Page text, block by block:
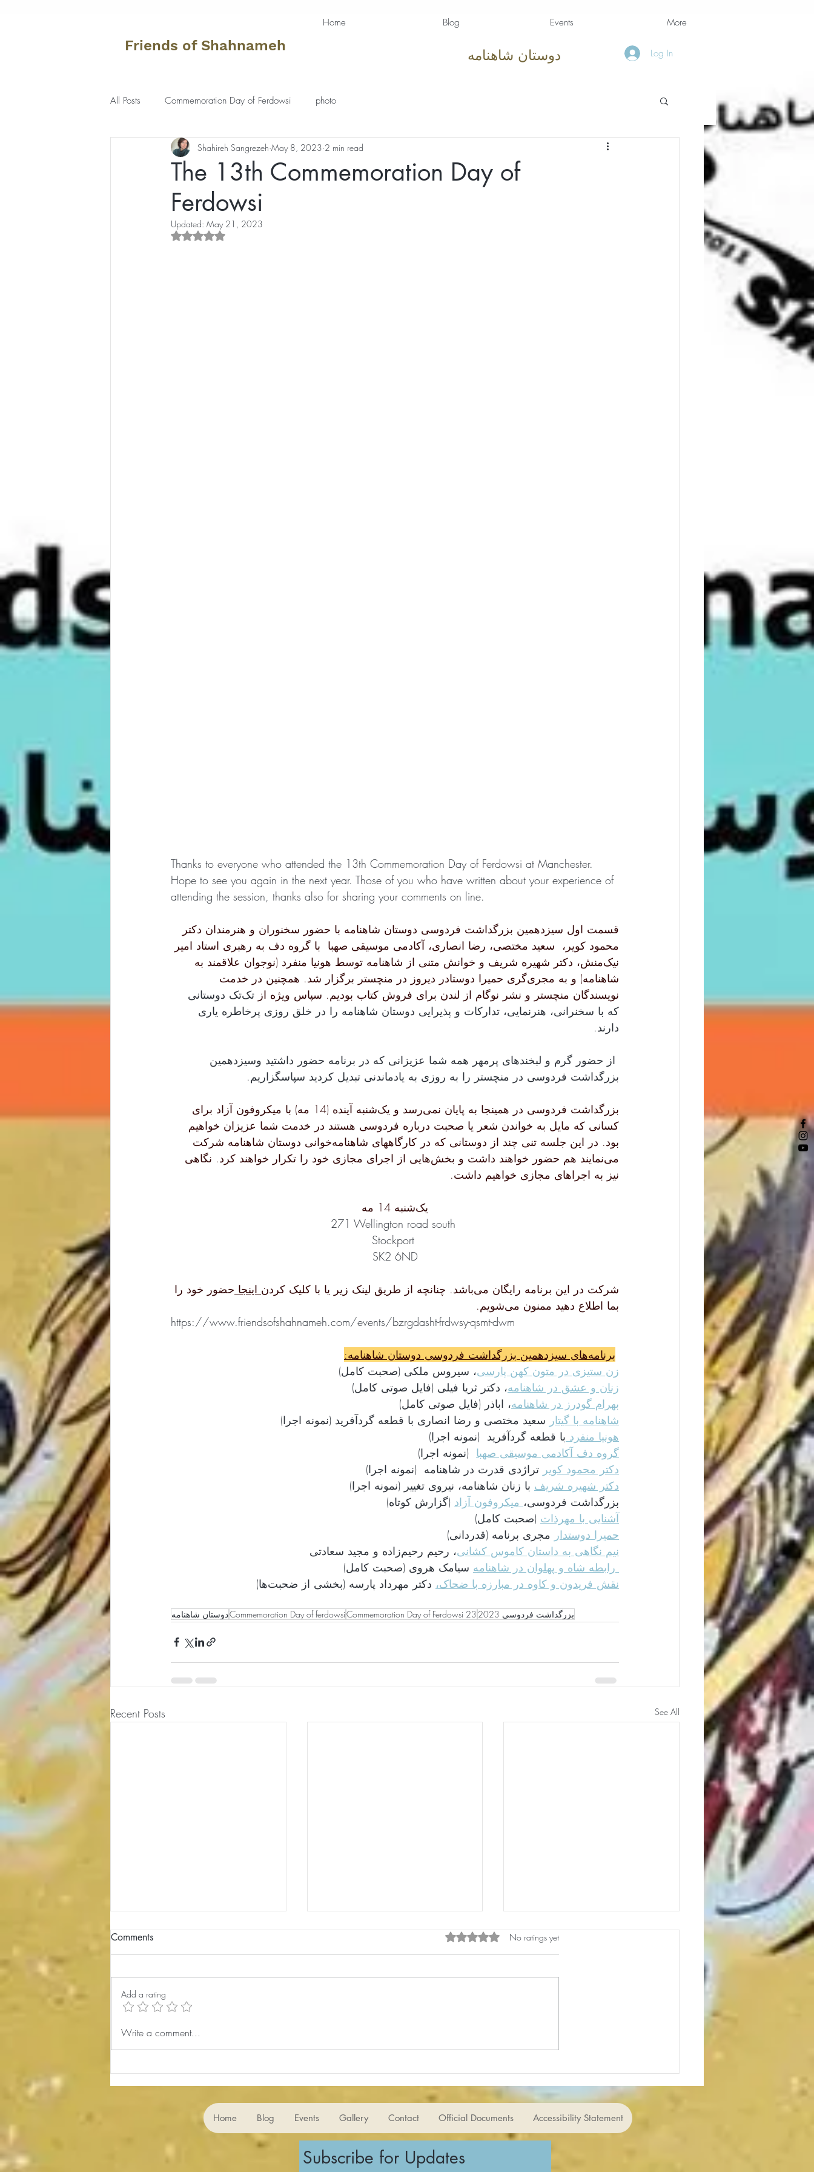
Friends of Shahnameh
Home Blog Events More
دوستان شاهنامه Log In
All Posts Commemoration Day of Ferdowsi photo
The 13th Commemoration Day of
Ferdowsi
Shahireh Sangrezeh May 8, 2023 2 min read
Updated: May 21, 2023
Rated NaN out of 5 stars.
Thanks to everyone who attended the 13th Commemoration Day of Ferdowsi at Manchester.
Hope to see you again in the next year. Those of you who have written about your experience of
attending the session, thanks also for sharing your comments on line.
قسمت اول سیزدهمین بزرگداشت فردوسی دوستان شاهنامه با حضور سخنوران و هنرمندان دکتر
محمود کویر،  سعید مختصی، رضا انصاری، آکادمی موسیقی صهبا  با گروه دف به رهبری استاد امیر
نیک‌منش، دکتر شهیره شریف و خوانش متنی از شاهنامه توسط هونیا منفرد (نوجوان علاقمند به
شاهنامه) و به مجری‌گری حمیرا دوستادر دیروز در منچستر برگزار شد. همچنین در خدمت
نویسندگان منچستر و نشر نوگام از لندن برای فروش کتاب بودیم. سپاس ویژه از
تک‌تک دوستانی
که با سخنرانی، هنرنمایی، تدارکات و پذیرایی دوستان شاهنامه را در خلق روزی پرخاطره یاری
دارند.
از حضور گرم و لبخندهای پرمهر همه شما عزیزانی که در برنامه حضور داشتید وسیزدهمین
بزرگداشت فردوسی در منچستر را به روزی به یادماندنی تبدیل کردید سپاسگزاریم.
بزرگداشت فردوسی در همینجا به پایان نمی‌رسد و یک‌شنبه آینده (14 مه) با میکروفون آزاد برای
کسانی که مایل به خواندن شعر یا صحبت درباره فردوسی هستند در خدمت شما عزیزان خواهیم
بود. در این جلسه تنی چند از دوستانی که در کارگاه‎های شاهنامه‌خوانی دوستان شاهنامه شرکت
می‌نمایند هم حضور خواهند داشت و بخش‌هایی از اجرای مجازی خود را تکرار خواهند کرد. نگاهی
نیز به اجراهای مجازی خواهیم داشت.
271 Wellington road south
Stockport
SK2 6ND
شرکت در این برنامه رایگان می‌باشد. چنانچه از طریق لینک زیر یا با کلیک کردن اینجا حضور خود را
بما اطلاع دهید ممنون می‌شویم.
https://www.friendsofshahnameh.com/events/bzrgdasht-frdwsy-qsmt-dwm
برنامه‌های سیزدهمین بزرگداشت فردوسی دوستان شاهنامه:
زن ستیزی در متون کهن پارسی، سیروس ملکی (صحبت کامل)
زنان و عشق در شاهنامه، دکتر ثریا فیلی (فایل صوتی کامل)
بهرام گودرز در شاهنامه، اباذر (فایل صوتی کامل)
شاهنامه با گیتار سعید مختصی و رضا انصاری با قطعه گردآفرید (نمونه اجرا)
هونیا منفرد با قطعه گردآفرید  (نمونه اجرا)
گروه دف آکادمی موسیقی صهبا
  (نمونه اجرا)
دکتر محمود کویر تراژدی قدرت در شاهنامه  (نمونه اجرا)
دکتر شهیره شریف با زنان شاهنامه، نیروی تغییر (نمونه اجرا)
بزرگداشت فردوسی، میکروفون آزاد (گزارش کوتاه)
آشنایی با مهرذات (صحبت کامل)
حمیرا دوستدار مجری برنامه (قدردانی)
نیم نگاهی به داستان کاموس کشانی، رحیم رحیم‌زاده و مجید سعادتی
سیامک هروی (صحبت کامل)
نقش فریدون و کاوه در مبارزه با ضحاک، دکتر مهرداد پارسه (بخشی از ضحبت‌ها)
دوستان شاهنامهCommemoration Day of ferdowsiCommemoration Day of Ferdowsi 23 بزرگداشت فردوسی 2023
Recent Posts See All
کارگاه شاهنامه‌خوانی 176،
Comments Rated 0 out of 5 stars.
No ratings yet
Add a rating
Write a comment...
Home Blog Events Gallery Contact Official Documents Accessibility Statement
Subscribe for Updates